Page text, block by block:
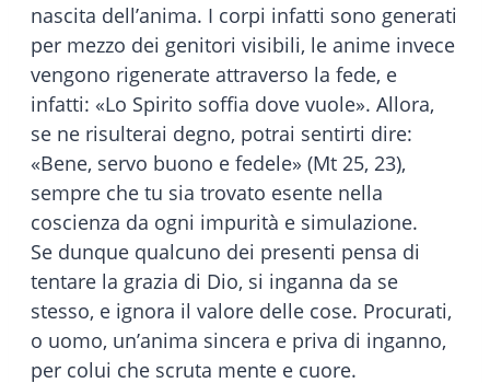
nascita dell’anima. I corpi infatti sono generati
per mezzo dei genitori visibili, le anime invece
vengono rigenerate attraverso la fede, e
infatti: «Lo Spirito soffia dove vuole». Allora,
se ne risulterai degno, potrai sentirti dire:
«Bene, servo buono e fedele» (Mt 25, 23),
sempre che tu sia trovato esente nella
coscienza da ogni impurità e simulazione.
Se dunque qualcuno dei presenti pensa di
tentare la grazia di Dio, si inganna da se
stesso, e ignora il valore delle cose. Procurati,
o uomo, un’anima sincera e priva di inganno,
per colui che scruta mente e cuore.